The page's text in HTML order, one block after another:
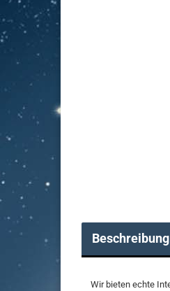
Beschreibung
Wir bieten echte